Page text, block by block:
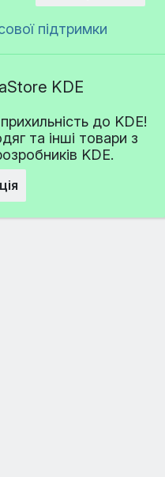
підтримки
KDE
до KDE!
та інші товари з
KDE.